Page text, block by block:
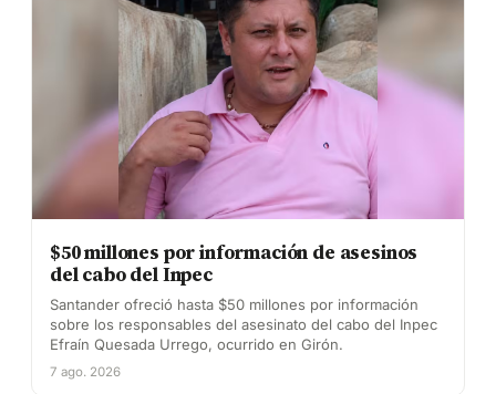
$50 millones por información de asesinos
del cabo del Inpec
Santander ofreció hasta $50 millones por información
sobre los responsables del asesinato del cabo del Inpec
Efraín Quesada Urrego, ocurrido en Girón.
7 ago. 2026